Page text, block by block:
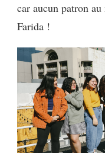
car aucun patron
Farida !